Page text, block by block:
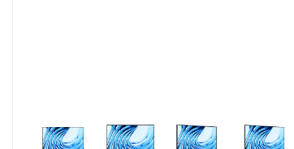
Pavyzdžiui, skolinantis300,00